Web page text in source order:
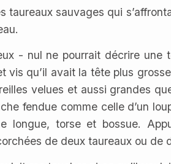
taureaux sauvages qui
- nul ne pourrait décrire une
vis qu’il avait la tête plus
velues et aussi grandes
fendue comme celle d’un
longue, torse et bossue.
de deux taureaux ou de